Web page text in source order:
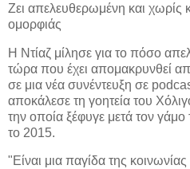
Ζει απελευθερωμένη και
ομορφιάς
Η Ντίαζ μίλησε για το πόσο
τώρα που έχει απομακρυνθεί
σε μια νέα συνέντευξη σε
αποκάλεσε τη γοητεία του
την οποία ξέφυγε μετά τον
το 2015.
"Είναι μια παγίδα της κοινωνίας